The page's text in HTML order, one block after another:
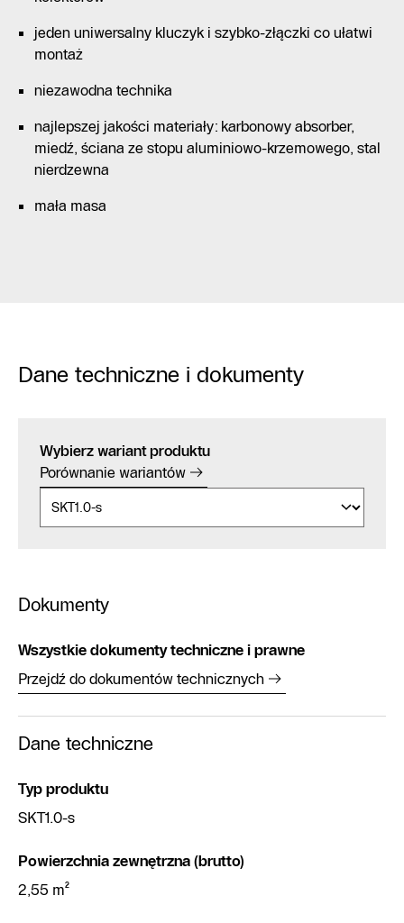
jeden uniwersalny kluczyk i szybko-złączki co ułatwi
montaż
niezawodna technika
najlepszej jakości materiały: karbonowy absorber,
miedź, ściana ze stopu aluminiowo-krzemowego, stal
nierdzewna
mała masa
Dane techniczne i dokumenty
Wybierz wariant produktu
Porównanie wariantów
Dokumenty
Wszystkie dokumenty techniczne i prawne
Przejdź do dokumentów technicznych
Dane techniczne
Typ produktu
SKT1.0-s
Powierzchnia zewnętrzna (brutto)
2,55 m²